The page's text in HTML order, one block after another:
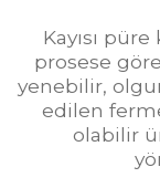
Kayısı
prosese
yenebilir,
edilen
olabilir